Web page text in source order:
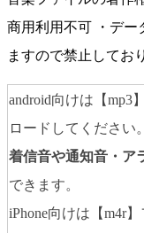
商用利用不可 ・デー
ますので禁止してお
android向けは【mp3
ロードしてください
着信音や通知音・ア
できます。
iPhone向けは【m4r